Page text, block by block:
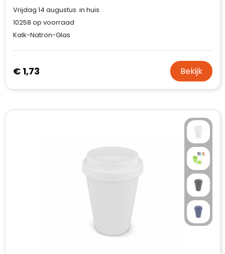
Vrijdag 14 augustus in huis
10258 op voorraad
Kalk-Natron-Glas
€ 1,73 Bekijk